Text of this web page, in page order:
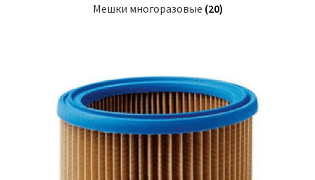
Мешки многоразовые (20)